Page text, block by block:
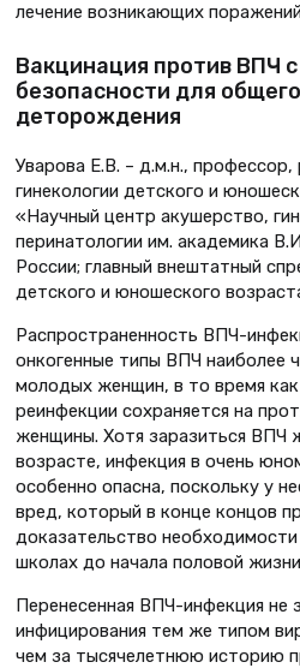
лечение возникающих
Вакцинация против ВПЧ
безопасности для
деторождения
Уварова Е.В. – д.м.н.,
гинекологии детского и
«Научный центр акушерство,
перинатологии им. академика
России; главный внештатный
детского и юношеского
Распространенность ВПЧ-
онкогенные типы ВПЧ наиболее
молодых женщин, в то время
реинфекции сохраняется на
женщины. Хотя заразиться ВПЧ
возрасте, инфекция в очень
особенно опасна, поскольку у
вред, который в конце концов
доказательство
школах до начала половой
Перенесенная ВПЧ-инфекция не
инфицирования тем же типом
чем за тысячелетнюю историю